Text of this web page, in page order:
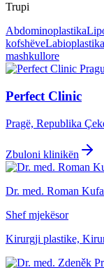
Trupi
Abdominoplastika
kofshëveLabioplastika
mashkullore
Perfect Clinic
Pragë, Republika
Zbuloni klinikën
Dr. med. Roman Kufa
Shef mjekësor
Kirurgji plastike,